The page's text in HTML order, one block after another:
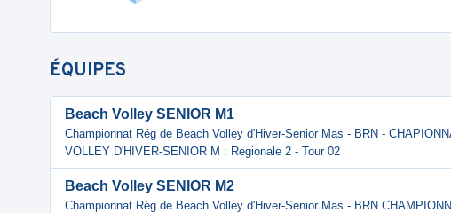
ÉQUIPES
Beach Volley SENIOR M1
Championnat Rég de Beach Volley d'Hiver-Senior Mas - BRN -
VOLLEY D'HIVER-SENIOR M : Regionale 2 - Tour 02
Beach Volley SENIOR M2
Championnat Rég de Beach Volley d'Hiver-Senior Mas - BRN